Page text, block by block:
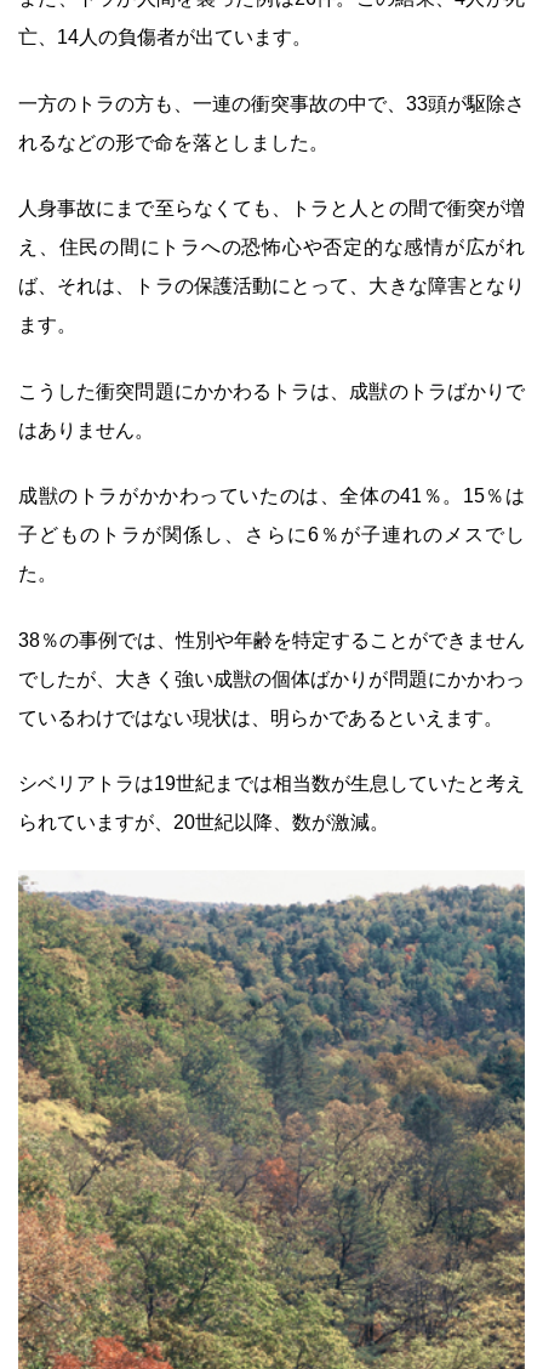
亡、14人の負傷者が出ています。
一方のトラの方も、一連の衝突事故の中で、33頭が駆除さ
れるなどの形で命を落としました。
人身事故にまで至らなくても、トラと人との間で衝突が増
え、住民の間にトラへの恐怖心や否定的な感情が広がれ
ば、それは、トラの保護活動にとって、大きな障害となり
ます。
こうした衝突問題にかかわるトラは、成獣のトラばかりで
はありません。
成獣のトラがかかわっていたのは、全体の41％。15％は
子どものトラが関係し、さらに6％が子連れのメスでし
た。
38％の事例では、性別や年齢を特定することができません
でしたが、大きく強い成獣の個体ばかりが問題にかかわっ
ているわけではない現状は、明らかであるといえます。
シベリアトラは19世紀までは相当数が生息していたと考え
られていますが、20世紀以降、数が激減。